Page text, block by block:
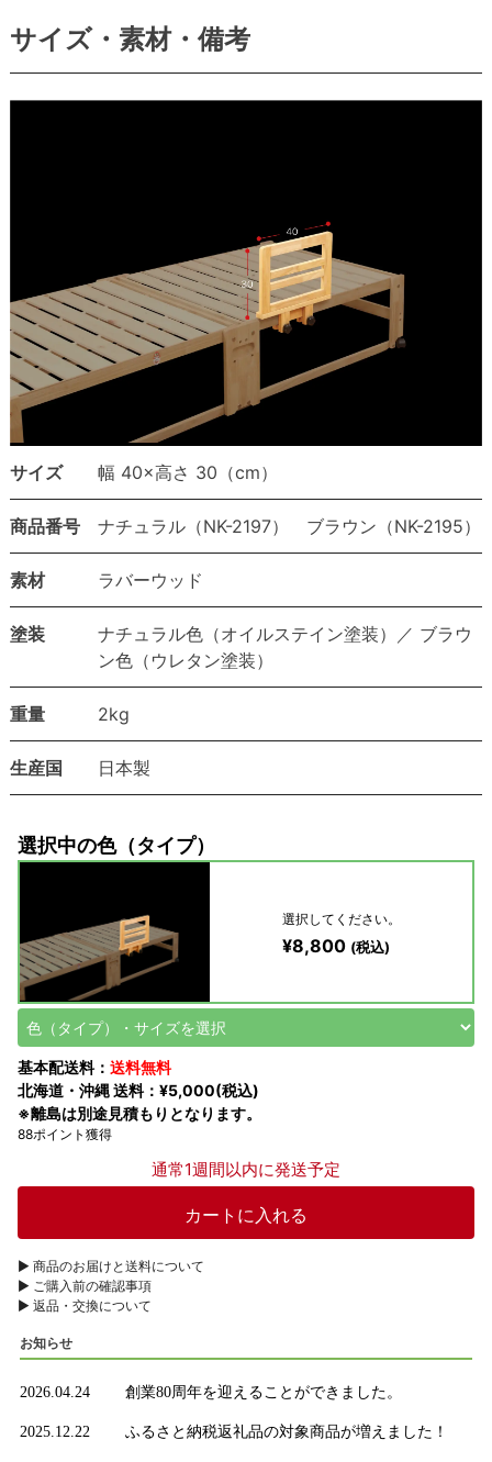
サイズ・素材・備考
サイズ 幅 40×高さ 30（cm）
商品番号 ナチュラル（NK-2197） ブラウン（NK-2195）
素材 ラバーウッド
塗装
ナチュラル色（オイルステイン塗装）／ ブラウ
ン色（ウレタン塗装）
重量 2kg
生産国 日本製
選択中の色（タイプ）
選択してください。
¥8,800 (税込)
基本配送料： 送料無料
北海道・沖縄 送料：¥5,000(税込)
※離島は別途見積もりとなります。
88ポイント獲得
通常1週間以内に発送予定
▶︎ 商品のお届けと送料について
▶︎ ご購入前の確認事項
▶︎ 返品・交換について
お知らせ
2026.04.24 創業80周年を迎えることができました。
2025.12.22 ふるさと納税返礼品の対象商品が増えました！